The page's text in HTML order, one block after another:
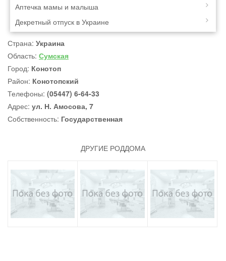
Аптечка мамы и малыша
Декретный отпуск в Украине
Страна: Украина
Область: Сумская
Город: Конотоп
Район: Конотопский
Телефоны: (05447) 6-64-33
Адрес: ул. Н. Амосова, 7
Собственность: Государственная
ДРУГИЕ РОДДОМА